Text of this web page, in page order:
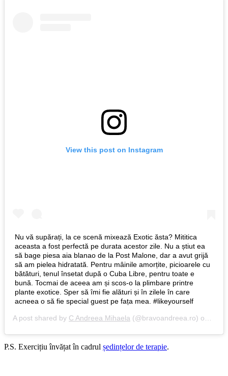
View this post on Instagram
Nu vă supărați, la ce scenă mixează Exotic ăsta? Mititica
aceasta a fost perfectă pe durata acestor zile. Nu a știut ea
să bage piesa aia blanao de la Post Malone, dar a avut grijă
să am pielea hidratată. Pentru mâinile amorțite, picioarele cu
bătături, tenul însetat după o Cuba Libre, pentru toate e
bună. Tocmai de aceea am și scos-o la plimbare printre
plante exotice. Sper să îmi fie alături și în zilele în care
acneea o să fie special guest pe fața mea. #likeyourself
A post shared by C Andreea Mihaela (@bravoandreea.ro) on Aug
P.S. Exercițiu învățat în cadrul ședințelor de terapie.